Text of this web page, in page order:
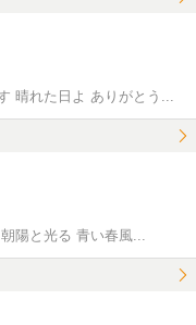
晴れた日よ ありがとう...
陽と光る 青い春風...